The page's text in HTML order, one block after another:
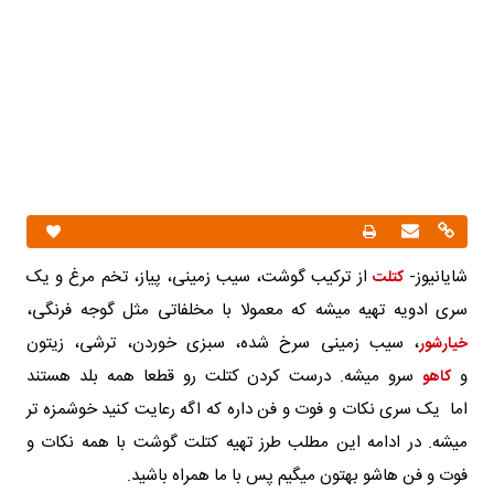
شایانیوز-کتلت از ترکیب گوشت، سیب زمینی، پیاز، تخم مرغ و یک
سری ادویه تهیه میشه که معمولا با مخلفاتی مثل گوجه فرنگی،
خیارشور، سیب زمینی سرخ شده، سبزی خوردن، ترشی، زیتون
و کاهوسرو میشه. درست کردن کتلت رو قطعا همه بلد هستند
اما یک سری نکات و فوت و فن داره که اگه رعایت کنید خوشمزه تر
میشه. در ادامه این مطلب طرز تهیه کتلت گوشت با همه نکات و
فوت و فن هاشو بهتون میگیم پس با ما همراه باشید.